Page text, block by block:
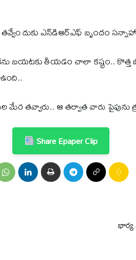
దుకు ఎన్‌డిఆర్‌ఎఫ్ బృందం
బయటకు తీయడం చాలా కష్టం.. కొత్త
తవ్వారు.. ఆ తర్వాత వారు పైపును
Share Epaper Clip
భార్య